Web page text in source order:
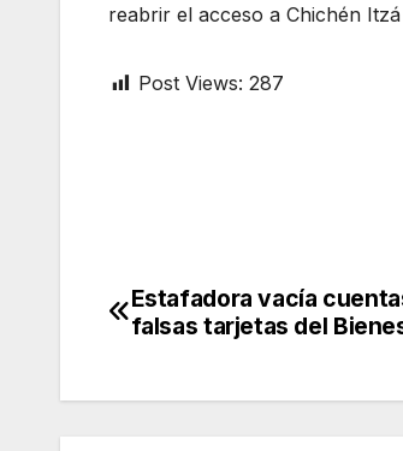
reabrir el acceso a Chichén
Post Views: 287
Post
Estafadora vacía
falsas tarjetas del